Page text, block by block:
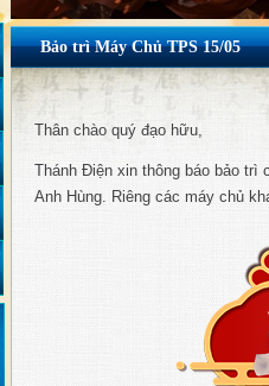
Bảo trì Máy Chủ TPS 15/05
Thân chào quý đạo hữu,
Thánh Điện xin thông báo bảo trì
Anh Hùng. Riêng các máy chủ